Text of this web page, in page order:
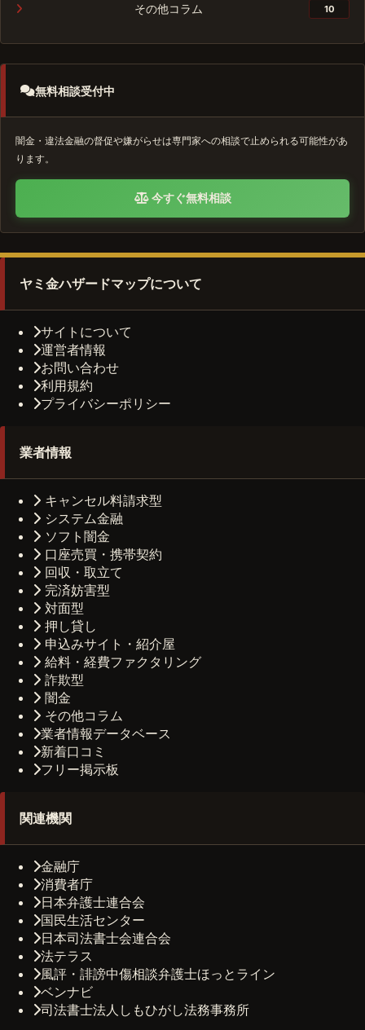
その他コラム 10
無料相談受付中
闇金・違法金融の督促や嫌がらせは専門家への相談で止められる可能性があ
ります。
今すぐ無料相談
ヤミ金ハザードマップについて
サイトについて
運営者情報
お問い合わせ
利用規約
プライバシーポリシー
業者情報
キャンセル料請求型
システム金融
ソフト闇金
口座売買・携帯契約
回収・取立て
完済妨害型
対面型
押し貸し
申込みサイト・紹介屋
給料・経費ファクタリング
詐欺型
闇金
その他コラム
業者情報データベース
新着口コミ
フリー掲示板
関連機関
金融庁
消費者庁
日本弁護士連合会
国民生活センター
日本司法書士会連合会
法テラス
風評・誹謗中傷相談弁護士ほっとライン
ベンナビ
司法書士法人しもひがし法務事務所